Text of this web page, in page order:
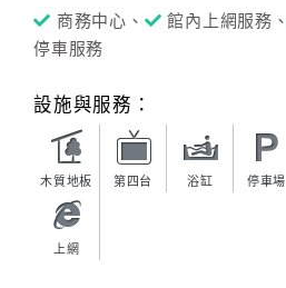
旅
計
商務中心、 館內上網服務、
停車服務
設施與服務：
木質地板 第四台 浴缸 停車場
上網